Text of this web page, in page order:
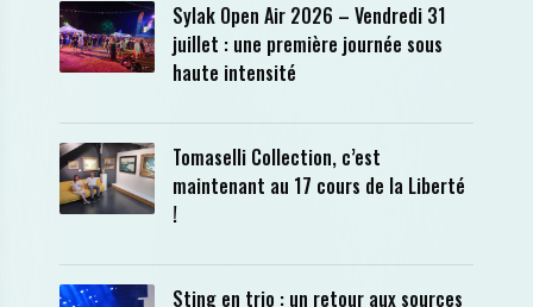
Sylak Open Air 2026 – Vendredi 31
juillet : une première journée sous
haute intensité
Tomaselli Collection, c’est
maintenant au 17 cours de la Liberté
!
Sting en trio : un retour aux sources